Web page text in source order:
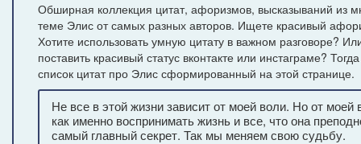
Обширная коллекция цитат, афоризмов, высказываний из
теме Элис от самых разных авторов. Ищете красивый
Хотите использовать умную цитату в важном разговоре?
поставить красивый статус вконтакте или инстаграме?
список цитат про Элис сформированный на этой странице.
Не все в этой жизни зависит от моей воли. Но от моей
как именно воспринимать жизнь и все, что она
самый главный секрет. Так мы меняем свою судьбу.